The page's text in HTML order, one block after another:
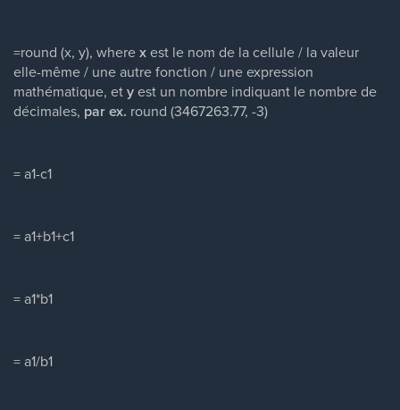
=round (x, y), wherexest le nom de la cellule / la valeur
elle-même / une autre fonction / une expression
mathématique, etyest un nombre indiquant le nombre de
décimales, par ex. round (3467263.77, -3)
= a1-c1
= a1+b1+c1
= a1*b1
= a1/b1